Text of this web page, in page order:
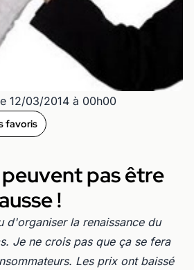
12/03/2014 à 00h00
favoris
pas être
!
d'organiser la renaissance du
Je ne crois pas que ça se fera
Les prix ont baissé